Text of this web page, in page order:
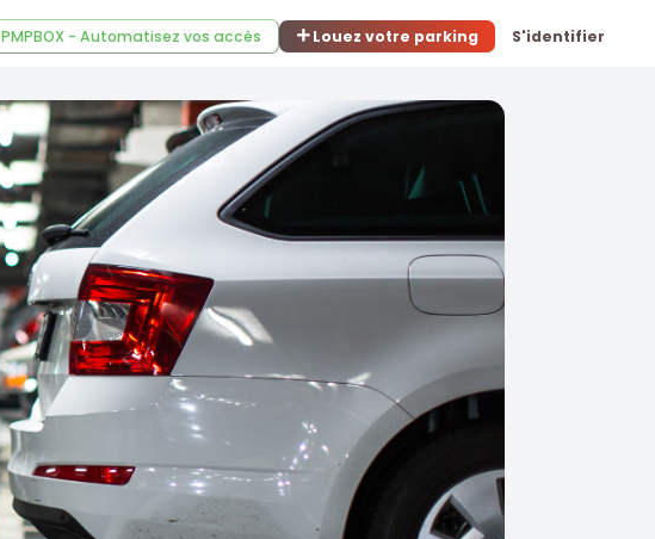
PMPBOX - Automatisez vos accès Louez votre parking S'identifier